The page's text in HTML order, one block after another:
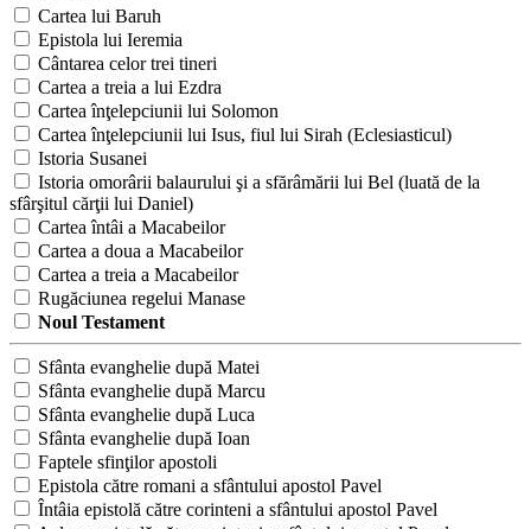
Cartea lui Baruh
Epistola lui Ieremia
Cântarea celor trei tineri
Cartea a treia a lui Ezdra
Cartea înţelepciunii lui Solomon
Cartea înţelepciunii lui Isus, fiul lui Sirah (Eclesiasticul)
Istoria Susanei
Istoria omorârii balaurului şi a sfărâmării lui Bel (luată de la
sfârşitul cărţii lui Daniel)
Cartea întâi a Macabeilor
Cartea a doua a Macabeilor
Cartea a treia a Macabeilor
Rugăciunea regelui Manase
Noul Testament
Sfânta evanghelie după Matei
Sfânta evanghelie după Marcu
Sfânta evanghelie după Luca
Sfânta evanghelie după Ioan
Faptele sfinţilor apostoli
Epistola către romani a sfântului apostol Pavel
Întâia epistolă către corinteni a sfântului apostol Pavel